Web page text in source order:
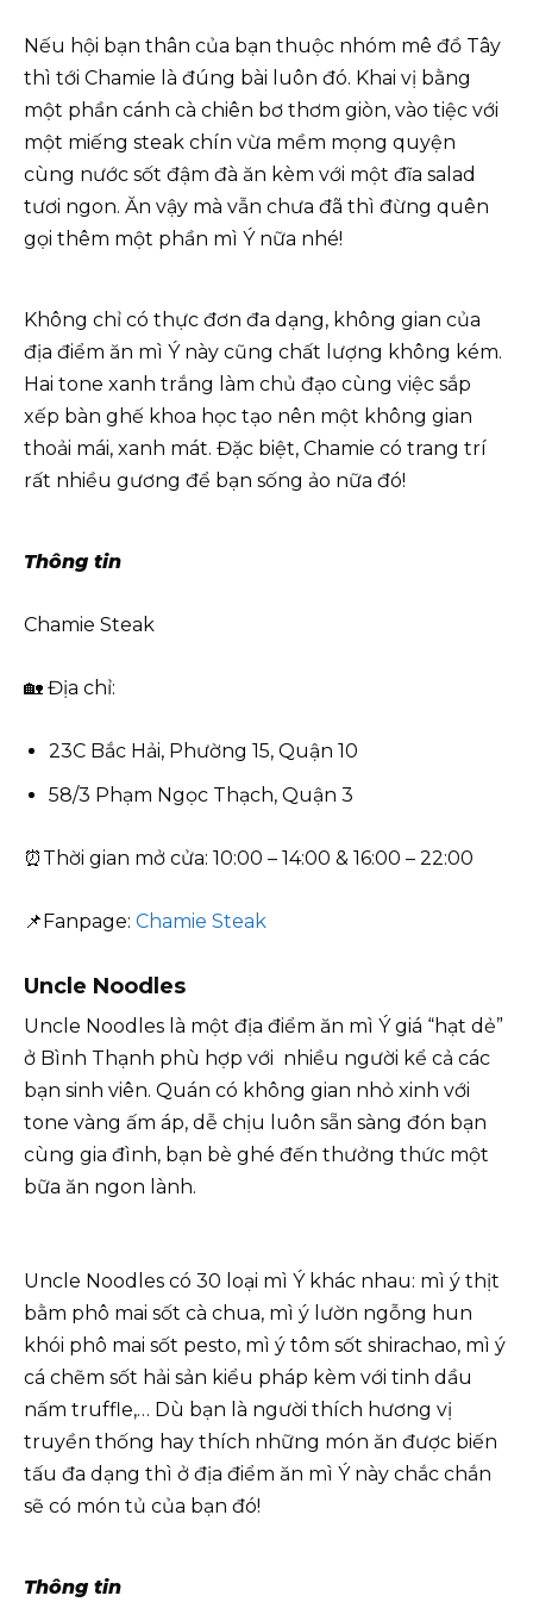
Nếu hội bạn thân của bạn thuộc nhóm mê đồ Tây
thì tới Chamie là đúng bài luôn đó. Khai vị bằng
một phần cánh cà chiên bơ thơm giòn, vào tiệc với
một miếng steak chín vừa mềm mọng quyện
cùng nước sốt đậm đà ăn kèm với một đĩa salad
tươi ngon. Ăn vậy mà vẫn chưa đã thì đừng quên
gọi thêm một phần mì Ý nữa nhé!
Không chỉ có thực đơn đa dạng, không gian của
địa điểm ăn mì Ý này cũng chất lượng không kém.
Hai tone xanh trắng làm chủ đạo cùng việc sắp
xếp bàn ghế khoa học tạo nên một không gian
thoải mái, xanh mát. Đặc biệt, Chamie có trang trí
rất nhiều gương để bạn sống ảo nữa đó!
Thông tin
Chamie Steak
🏡 Địa chỉ:
23C Bắc Hải, Phường 15, Quận 10
58/3 Phạm Ngọc Thạch, Quận 3
⏰Thời gian mở cửa: 10:00 – 14:00 & 16:00 – 22:00
📌Fanpage: Chamie Steak
Uncle Noodles
Uncle Noodles là một địa điểm ăn mì Ý giá “hạt dẻ”
ở Bình Thạnh phù hợp với nhiều người kể cả các
bạn sinh viên. Quán có không gian nhỏ xinh với
tone vàng ấm áp, dễ chịu luôn sẵn sàng đón bạn
cùng gia đình, bạn bè ghé đến thưởng thức một
bữa ăn ngon lành.
Uncle Noodles có 30 loại mì Ý khác nhau: mì ý thịt
bằm phô mai sốt cà chua, mì ý lườn ngỗng hun
khói phô mai sốt pesto, mì ý tôm sốt shirachao, mì ý
cá chẽm sốt hải sản kiểu pháp kèm với tinh dầu
nấm truffle,… Dù bạn là người thích hương vị
truyền thống hay thích những món ăn được biến
tấu đa dạng thì ở địa điểm ăn mì Ý này chắc chắn
sẽ có món tủ của bạn đó!
Thông tin